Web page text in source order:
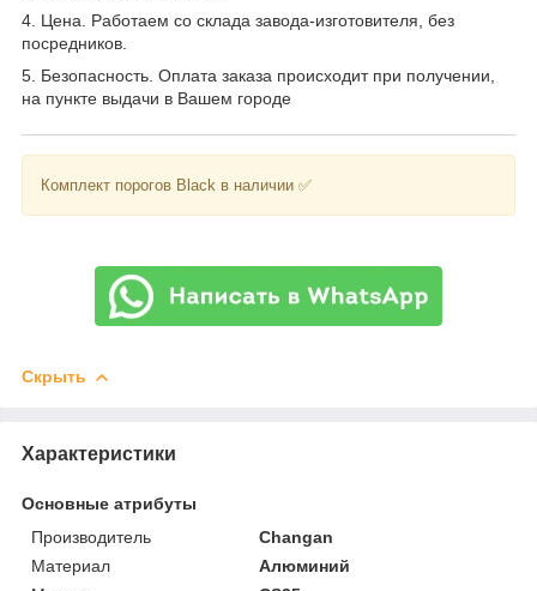
4. Цена. Работаем со склада завода-изготовителя, без
посредников.
5. Безопасность. Оплата заказа происходит при получении,
на пункте выдачи в Вашем городе
Комплект порогов Black в наличии ✅
Скрыть
Характеристики
Основные атрибуты
Производитель
Changan
Материал
Алюминий